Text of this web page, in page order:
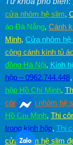
cửa nhôm hệ slim,
áo Đà Nẵng, Cánh
Minh, Cửa nhôm hệ
công cánh kính tủ
đồng Hà Nội, Kính
hộp – 0962.744.448,
hộp Hồ Chí Minh,
công cửa nhôm hệ
Hồ Chí Minh, Thi
trong kính hộp, Thi
cửa nhôm hệ slim